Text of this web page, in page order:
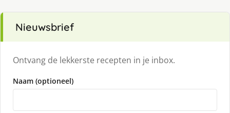
Nieuwsbrief
Ontvang de lekkerste recepten in je inbox.
Naam (optioneel)